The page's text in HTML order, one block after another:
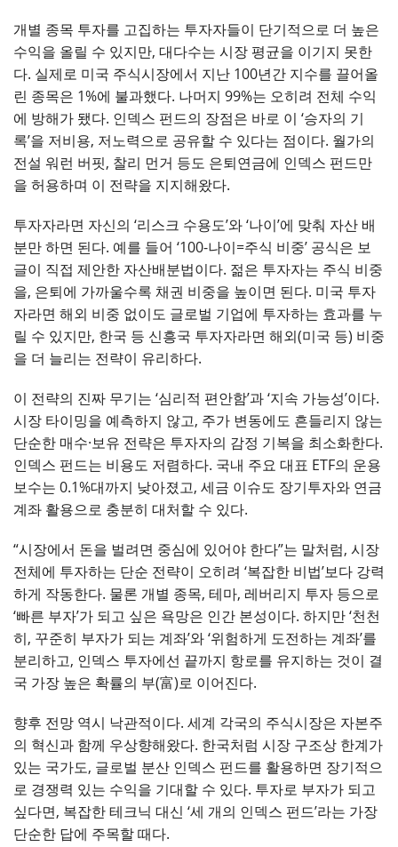
개별 종목 투자를 고집하는 투자자들이 단기적으로 더 높은
수익을 올릴 수 있지만, 대다수는 시장 평균을 이기지 못한
다. 실제로 미국 주식시장에서 지난 100년간 지수를 끌어올
린 종목은 1%에 불과했다. 나머지 99%는 오히려 전체 수익
에 방해가 됐다. 인덱스 펀드의 장점은 바로 이 ‘승자의 기
록’을 저비용, 저노력으로 공유할 수 있다는 점이다. 월가의
전설 워런 버핏, 찰리 먼거 등도 은퇴연금에 인덱스 펀드만
을 허용하며 이 전략을 지지해왔다.
투자자라면 자신의 ‘리스크 수용도’와 ‘나이’에 맞춰 자산 배
분만 하면 된다. 예를 들어 ‘100-나이=주식 비중’ 공식은 보
글이 직접 제안한 자산배분법이다. 젊은 투자자는 주식 비중
을, 은퇴에 가까울수록 채권 비중을 높이면 된다. 미국 투자
자라면 해외 비중 없이도 글로벌 기업에 투자하는 효과를 누
릴 수 있지만, 한국 등 신흥국 투자자라면 해외(미국 등) 비중
을 더 늘리는 전략이 유리하다.
이 전략의 진짜 무기는 ‘심리적 편안함’과 ‘지속 가능성’이다.
시장 타이밍을 예측하지 않고, 주가 변동에도 흔들리지 않는
단순한 매수·보유 전략은 투자자의 감정 기복을 최소화한다.
인덱스 펀드는 비용도 저렴하다. 국내 주요 대표 ETF의 운용
보수는 0.1%대까지 낮아졌고, 세금 이슈도 장기투자와 연금
계좌 활용으로 충분히 대처할 수 있다.
“시장에서 돈을 벌려면 중심에 있어야 한다”는 말처럼, 시장
전체에 투자하는 단순 전략이 오히려 ‘복잡한 비법’보다 강력
하게 작동한다. 물론 개별 종목, 테마, 레버리지 투자 등으로
‘빠른 부자’가 되고 싶은 욕망은 인간 본성이다. 하지만 ‘천천
히, 꾸준히 부자가 되는 계좌’와 ‘위험하게 도전하는 계좌’를
분리하고, 인덱스 투자에선 끝까지 항로를 유지하는 것이 결
국 가장 높은 확률의 부(富)로 이어진다.
향후 전망 역시 낙관적이다. 세계 각국의 주식시장은 자본주
의 혁신과 함께 우상향해왔다. 한국처럼 시장 구조상 한계가
있는 국가도, 글로벌 분산 인덱스 펀드를 활용하면 장기적으
로 경쟁력 있는 수익을 기대할 수 있다. 투자로 부자가 되고
싶다면, 복잡한 테크닉 대신 ‘세 개의 인덱스 펀드’라는 가장
단순한 답에 주목할 때다.